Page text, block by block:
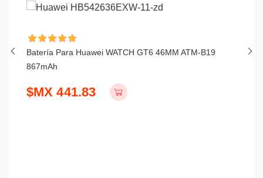
Batería Para Huawei WATCH GT6 46MM ATM-B19
867mAh
$MX 441.83